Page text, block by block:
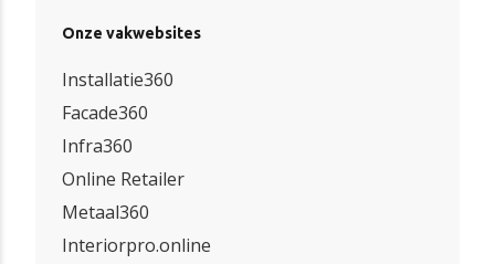
Onze vakwebsites
Installatie360
Facade360
Infra360
Online Retailer
Metaal360
Interiorpro.online